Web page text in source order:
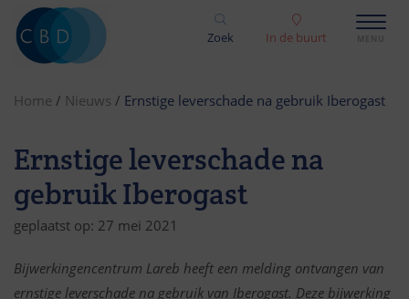
Zoek In de buurt
Home / Nieuws / Ernstige leverschade na gebruik Iberogast
Ernstige leverschade na
gebruik Iberogast
geplaatst op: 27 mei 2021
Bijwerkingencentrum Lareb heeft een melding ontvangen van
ernstige leverschade na gebruik van Iberogast. Deze bijwerking